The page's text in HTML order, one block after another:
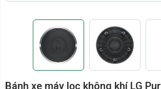
Bánh xe máy lọc không khí LG